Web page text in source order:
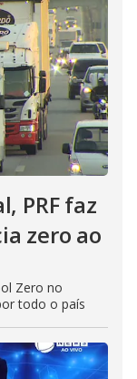
PRF faz
zero ao
Zero no
todo o país